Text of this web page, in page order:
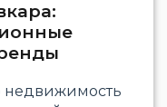
недвижимость